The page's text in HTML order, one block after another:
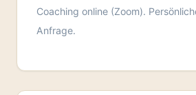
Coaching online (Zoom).
Anfrage.